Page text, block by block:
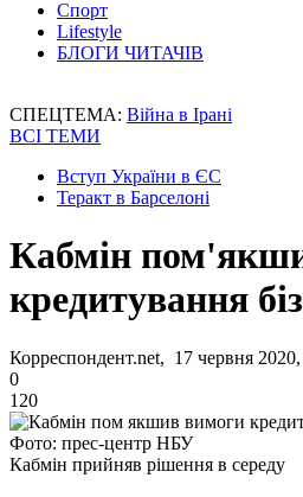
Спорт
Lifestyle
БЛОГИ ЧИТАЧІВ
СПЕЦТЕМА: Війна в Ірані
ВСІ ТЕМИ
Вступ України в ЄС
Теракт в Барселоні
Кабмін
кредитування
Корреспондент.net, 17 червня
0
120
Фото: прес-центр НБУ
Кабмін прийняв рішення в середу